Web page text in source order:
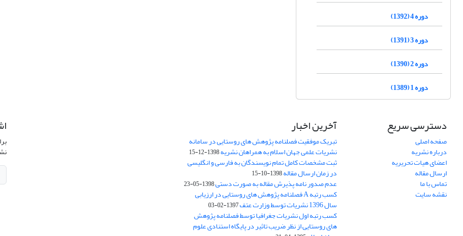
دوره 4 (1392)
دوره 3 (1391)
دوره 2 (1390)
دوره 1 (1389)
دسترسی سریع
صفحه اصلی
درباره نشریه
اعضای هیات تحریریه
ارسال مقاله
تماس با ما
نقشه سایت
آخرین اخبار
تبریک موفقیت فصلنامه پژوهش های روستایی در سامانه
نشریات علمی جهان اسلام به همراهان نشریه1398-12-15
ثبت مشخصات کامل تمام نویسندگان به فارسی و انگلیسی
در زمان ارسال مقاله1398-10-15
عدم صدور نامه پذیرش مقاله به صورت دستی1398-05-23
کسب رتبه A فصلنامه پژوهش های روستایی در ارزیابی
سال 1396 نشریات توسط وزارت عتف 1397-02-03
کسب رتبه اول نشریات جغرافیا توسط فصلنامه پژوهش
های روستایی از نظر ضریب تاثیر در پایگاه استنادی علوم